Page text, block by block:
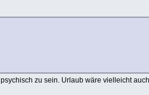
zu sein. Urlaub wäre vielleicht